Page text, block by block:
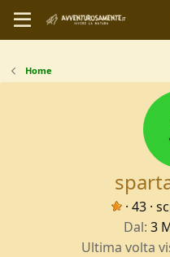
Home
· 43 ·
Dal 3
Ultima volta